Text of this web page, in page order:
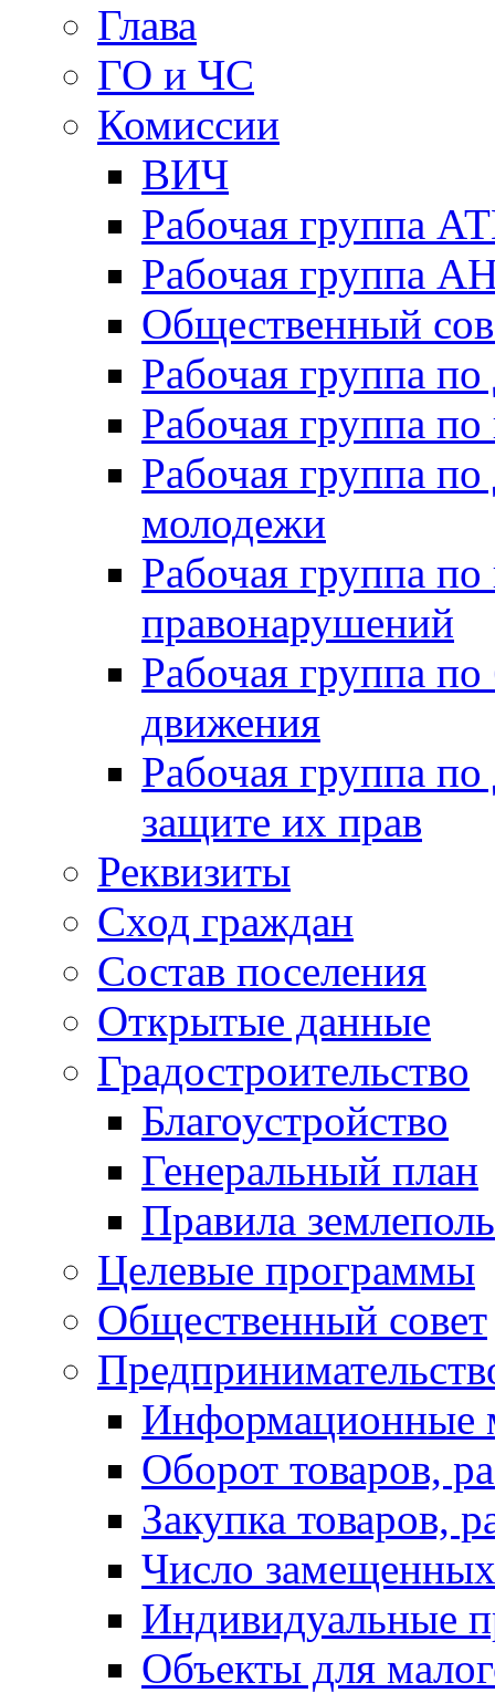
Глава
ГО и ЧС
Комиссии
ВИЧ
Рабочая группа
Рабочая группа
Общественный
Рабочая группа
Рабочая группа
Рабочая группа
молодежи
Рабочая группа
правонарушений
Рабочая группа
движения
Рабочая группа
защите их прав
Реквизиты
Сход граждан
Состав поселения
Открытые данные
Градостроительство
Благоустройство
Генеральный план
Правила
Целевые программы
Общественный совет
Информационные
Оборот товаров,
Закупка товаров,
Число
Индивидуальные
Объекты для